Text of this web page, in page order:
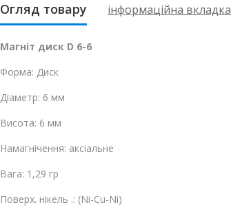
Огляд товару інформаційна вкладка
Магніт диск D 6-6
Форма: Диск
Діаметр: 6 мм
Висота: 6 мм
Намагнічення: аксіальне
Вага: 1,29 гр
Поверх. нікель .: (Ni-Cu-Ni)